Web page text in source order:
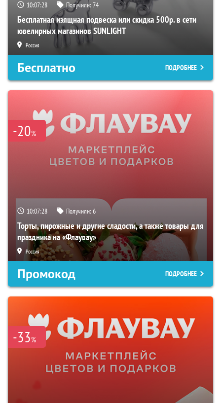
10:07:27 Получили:74
Бесплатная изящная подвеска или скидка 500р. в сети
ювелирных магазинов SUNLIGHT
Россия
Бесплатно ПОДРОБНЕЕ
-20%
10:07:27 Получили:6
Торты, пирожные и другие сладости, а также товары для
праздника на «Флаувау»
Россия
Промокод ПОДРОБНЕЕ
-33%